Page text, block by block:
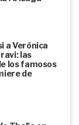
a Verónica
las
los famosos
de